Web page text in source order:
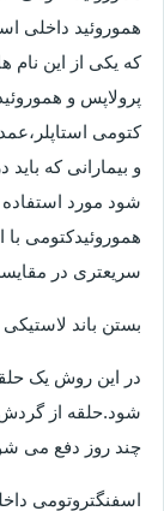
هموروئید داخلی
که یکی از این
پرولاپس و
و بیمارانی که
شود مورد
هموروئیدکتومی با
سریعتری در
بستن باند لاستیکی
در این روش یک
شود.حلقه از گردش
چند روز دفع می
اسفنگتروتومی